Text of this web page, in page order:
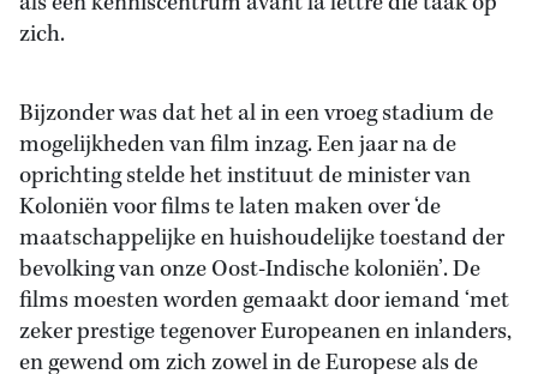
zich.
Bijzonder was dat het al in een vroeg stadium de
mogelijkheden van film inzag. Een jaar na de
oprichting stelde het instituut de minister van
Koloniën voor films te laten maken over ‘de
maatschappelijke en huishoudelijke toestand der
bevolking van onze Oost-Indische koloniën’. De
films moesten worden gemaakt door iemand ‘met
zeker prestige tegenover Europeanen en inlanders,
en gewend om zich zowel in de Europese als de